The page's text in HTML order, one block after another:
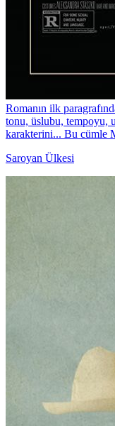
Romanın ilk
tonu, üslubu, tempoyu,
karakterini... Bu cümle
Saroyan Ülkesi